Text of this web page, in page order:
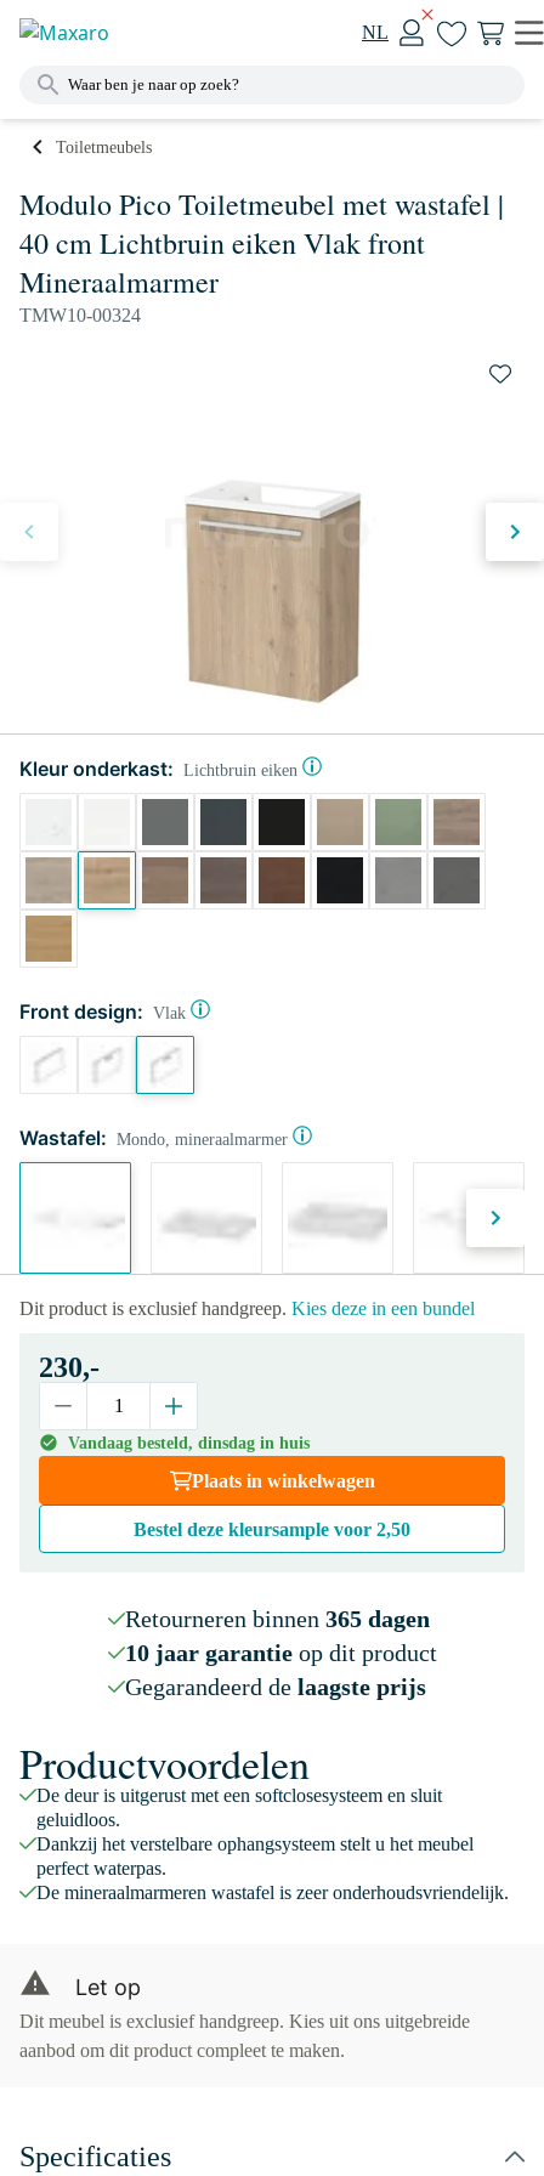
NL
Toiletmeubels
Modulo Pico Toiletmeubel met wastafel |
40 cm Lichtbruin eiken Vlak front
Mineraalmarmer
TMW10-00324
Kleur onderkast: Lichtbruin eiken
Front design: Vlak
Wastafel: Mondo, mineraalmarmer
Dit product is exclusief handgreep. Kies deze in een bundel
230,-
Vandaag besteld, dinsdag in huis
Plaats in winkelwagen
Bestel deze kleursample voor 2,50
Retourneren binnen 365 dagen
10 jaar garantieop dit product
Gegarandeerd de laagste prijs
Productvoordelen
De deur is uitgerust met een softclosesysteem en sluit
geluidloos.
Dankzij het verstelbare ophangsysteem stelt u het meubel
perfect waterpas.
De mineraalmarmeren wastafel is zeer onderhoudsvriendelijk.
Let op
Dit meubel is exclusief handgreep. Kies uit ons uitgebreide
aanbod om dit product compleet te maken.
Specificaties